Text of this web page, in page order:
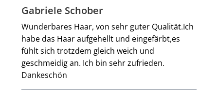
Bewertung mit 5 von 5 Sternen
Gabriele Schober
Wunderbares Haar, von sehr guter Qualität.Ich
habe das Haar aufgehellt und eingefärbt,es
fühlt sich trotzdem gleich weich und
geschmeidig an. Ich bin sehr zufrieden.
Dankeschön